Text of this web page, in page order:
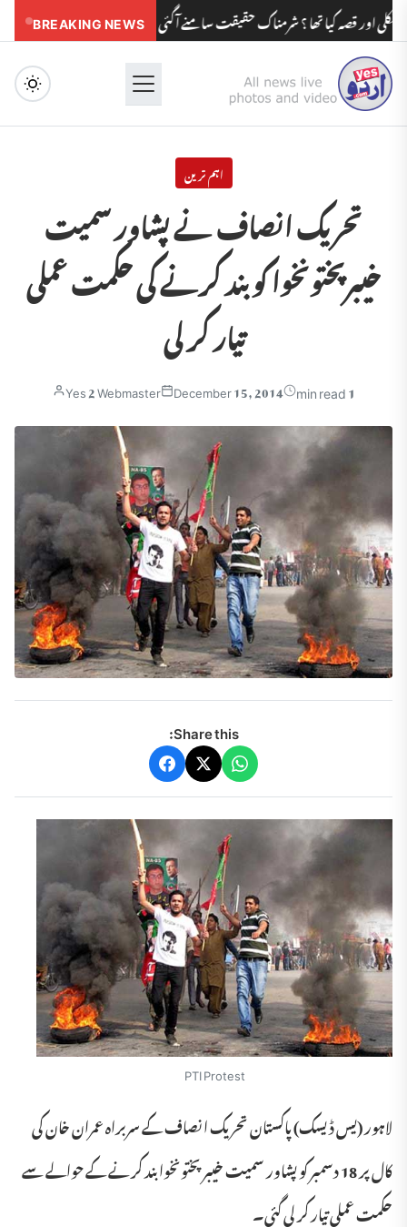
BREAKING NEWS کیا تھا ؟ شرمناک حقیقت سامنے آگئی مدرسوں کے بچوں کو مولویوں
Menu
اہم ترین
تحریک انصاف نے پشاور سمیت
خیبرپختونخوا کو بند کرنے کی حکمت عملی
تیار کر لی
Yes 2 Webmaster December 15, 2014 1 min read
Share this:
PTI Protest
لاہور (یس ڈیسک) پاکستان تحریک انصاف کے سربراہ عمران خان کی
کال پر 18 دسمبر کو پشاور سمیت خیبر پختونخوا بند کرنے کے حوالے سے
حکمت عملی تیار کر لی گئی۔